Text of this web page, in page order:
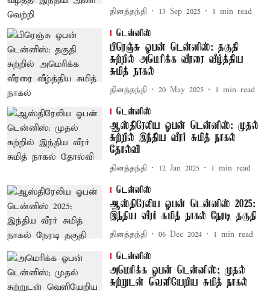
தினத்தந்தி 13 Sep 2025 1 min read
டென்னிஸ்
பிரெஞ்சு ஓபன் டென்னிஸ்: தகுதி
சுற்றில் அமெரிக்க வீரரை வீழ்த்திய
சுமித் நாகல்
தினத்தந்தி 20 May 2025 1 min read
டென்னிஸ்
ஆஸ்திரேலிய ஓபன் டென்னிஸ்: முதல்
சுற்றில் இந்திய வீரர் சுமித் நாகல்
தோல்வி
தினத்தந்தி 12 Jan 2025 1 min read
டென்னிஸ்
ஆஸ்திரேலிய ஓபன் டென்னிஸ் 2025:
இந்திய வீரர் சுமித் நாகல் நேரடி தகுதி
தினத்தந்தி 06 Dec 2024 1 min read
டென்னிஸ்
அமெரிக்க ஓபன் டென்னிஸ்; முதல்
சுற்றுடன் வெளியேறிய சுமித் நாகல்